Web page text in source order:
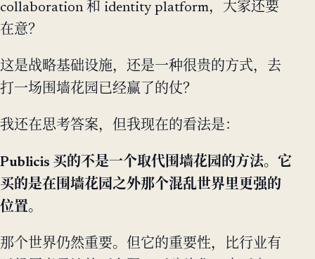
collaboration 和 identity platform，大家还要
在意？
这是战略基础设施，还是一种很贵的方式，去
打一场围墙花园已经赢了的仗？
我还在思考答案，但我现在的看法是：
Publicis 买的不是一个取代围墙花园的方法。它
买的是在围墙花园之外那个混乱世界里更强的
位置。
那个世界仍然重要。但它的重要性，比行业有